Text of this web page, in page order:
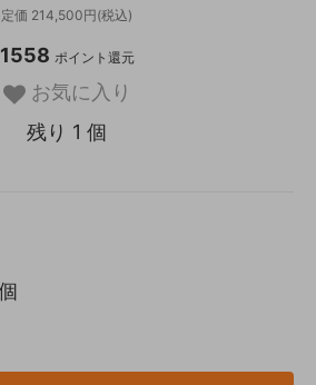
定価 214,500円(税込)
1558 ポイント還元
お気に入り
残り 1 個